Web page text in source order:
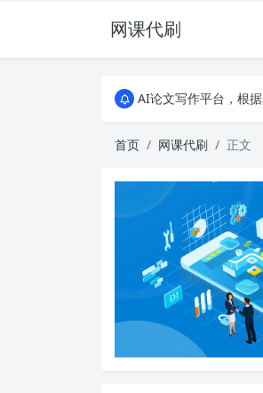
网课代刷
AI论文写作平台，根
全能网课平台，大学
全能网课平台，大学
首页 网课代刷 正文